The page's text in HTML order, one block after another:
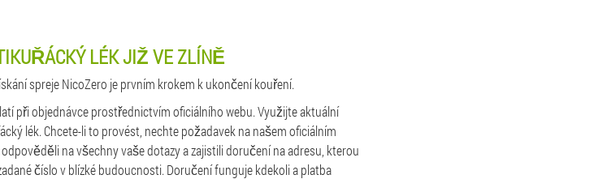
LÉK JIŽ VE ZLÍNĚ
spreje NicoZero je prvním krokem k ukončení kouření.
při objednávce prostřednictvím oficiálního webu. Využijte aktuální
lék. Chcete-li to provést, nechte požadavek na našem oficiálním
na všechny vaše dotazy a zajistili doručení na adresu, kterou
číslo v blízké budoucnosti. Doručení funguje kdekoli a platba